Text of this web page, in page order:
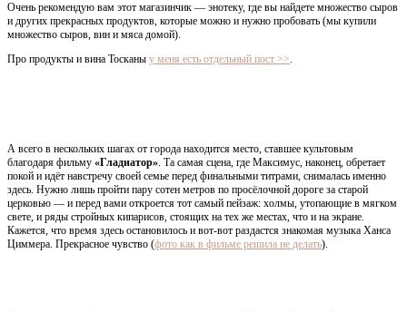
Очень рекомендую вам этот магазинчик — энотеку, где вы найдете множество сыров
и других прекрасных продуктов, которые можно и нужно пробовать (мы купили
множество сыров, вин и мяса домой).
Про продукты и вина Тосканы у меня есть отдельный пост >>.
А всего в нескольких шагах от города находится место, ставшее культовым
благодаря фильму «Гладиатор». Та самая сцена, где Максимус, наконец, обретает
покой и идёт навстречу своей семье перед финальными титрами, снималась именно
здесь. Нужно лишь пройти пару сотен метров по просёлочной дороге за старой
церковью — и перед вами откроется тот самый пейзаж: холмы, утопающие в мягком
свете, и ряды стройных кипарисов, стоящих на тех же местах, что и на экране.
Кажется, что время здесь остановилось и вот-вот раздастся знакомая музыка Ханса
Циммера. Прекрасное чувство (фото как в фильме решила не делать).